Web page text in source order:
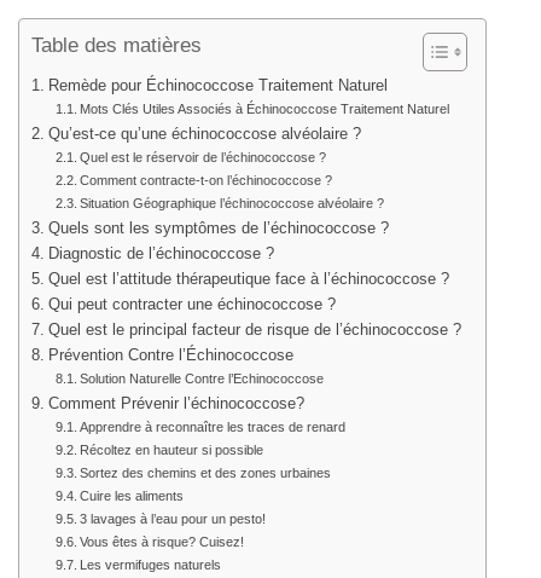
Table des matières
Remède pour Échinococcose Traitement Naturel
Mots Clés Utiles Associés à Échinococcose Traitement Naturel
Qu’est-ce qu’une échinococcose alvéolaire ?
Quel est le réservoir de l’échinococcose ?
Comment contracte-t-on l’échinococcose ?
Situation Géographique l’échinococcose alvéolaire ?
Quels sont les symptômes de l’échinococcose ?
Diagnostic de l’échinococcose ?
Quel est l’attitude thérapeutique face à l’échinococcose ?
Qui peut contracter une échinococcose ?
Quel est le principal facteur de risque de l’échinococcose ?
Prévention Contre l’Échinococcose
Solution Naturelle Contre l’Echinococcose
Comment Prévenir l’échinococcose?
Apprendre à reconnaître les traces de renard
Récoltez en hauteur si possible
Sortez des chemins et des zones urbaines
Cuire les aliments
3 lavages à l’eau pour un pesto!
Vous êtes à risque? Cuisez!
Les vermifuges naturels